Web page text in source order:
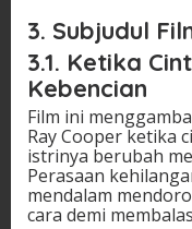
3. Subjudul
3.1. Ketika
Kebencian
Film ini
Ray Cooper ketika
istrinya berubah
Perasaan
mendalam
cara demi